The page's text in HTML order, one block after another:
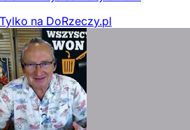
Tylko na DoRzeczy.pl